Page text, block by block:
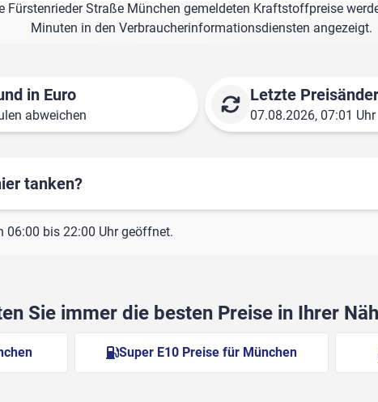
Fürstenrieder Straße München gemeldeten Kraftstoffpreise
Minuten in den Verbraucherinformationsdiensten angezeigt.
in Euro
abweichen
Letzte
07.08.2026, 07:01 Uhr
tanken?
bis 22:00 Uhr geöffnet.
Sie immer die besten Preise in Ihrer
Super E10 Preise für München